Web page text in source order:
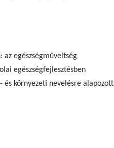
az egészségműveltség
egészségfejlesztésben
és környezeti nevelésre alapozott